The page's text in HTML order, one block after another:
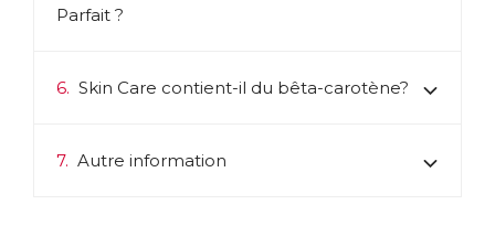
Parfait ?
6. Skin Care contient-il du bêta-carotène?
7. Autre information